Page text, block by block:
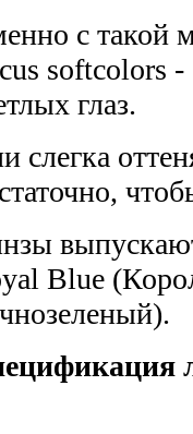
с такой
softcolors -
глаз.
слегка
Blue